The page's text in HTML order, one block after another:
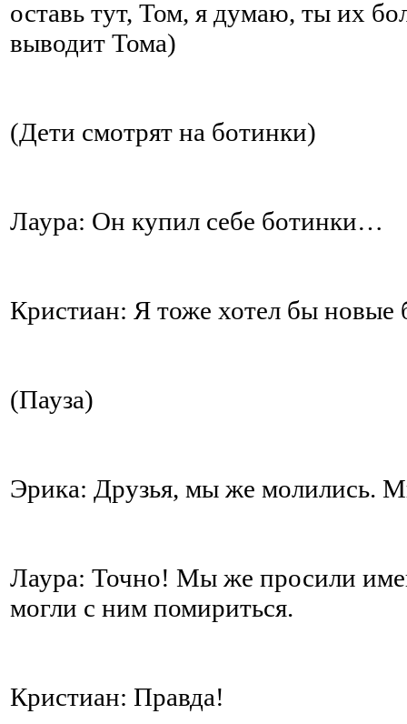
оставь тут, Том, я думаю, ты их
выводит Тома)
(Дети смотрят на ботинки)
Лаура: Он купил себе ботинки…
Кристиан: Я тоже хотел бы
(Пауза)
Эрика: Друзья, мы же молились.
Лаура: Точно! Мы же просили
могли с ним помириться.
Кристиан: Правда!